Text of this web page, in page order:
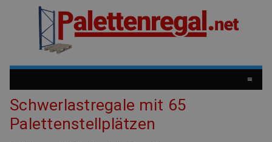
≡
Schwerlastregale mit 65
Palettenstellplätzen